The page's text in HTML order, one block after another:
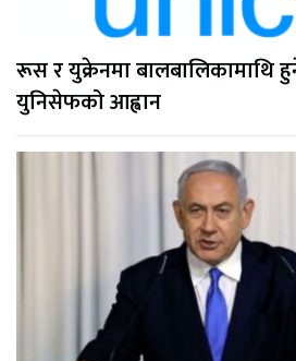
रूस र युक्रेनमा बालबालिकामाथि
युनिसेफको आह्वान